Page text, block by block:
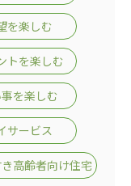
R＆M
を楽しむ
トを楽しむ
を楽しむ
サービス
高齢者向け住宅